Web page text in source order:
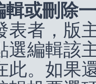
輯或刪除
表者，版
選編輯該
此。如果